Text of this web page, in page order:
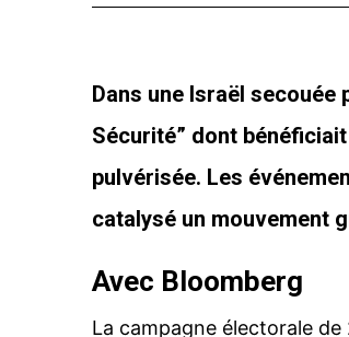
Dans une Israël secouée
Sécurité” dont
pulvérisée. Les
catalysé un mouvement
Avec Bloomberg
La campagne électorale